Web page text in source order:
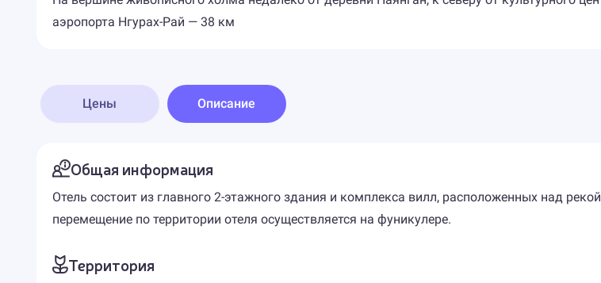
аэропорта Нгурах-Рай — 38 км
Цены Описание
Общая информация
Отель состоит из главного 2-этажного здания и комплекса вилл, расположенных над
перемещение по территории отеля осуществляется на фуникулере.
Территория